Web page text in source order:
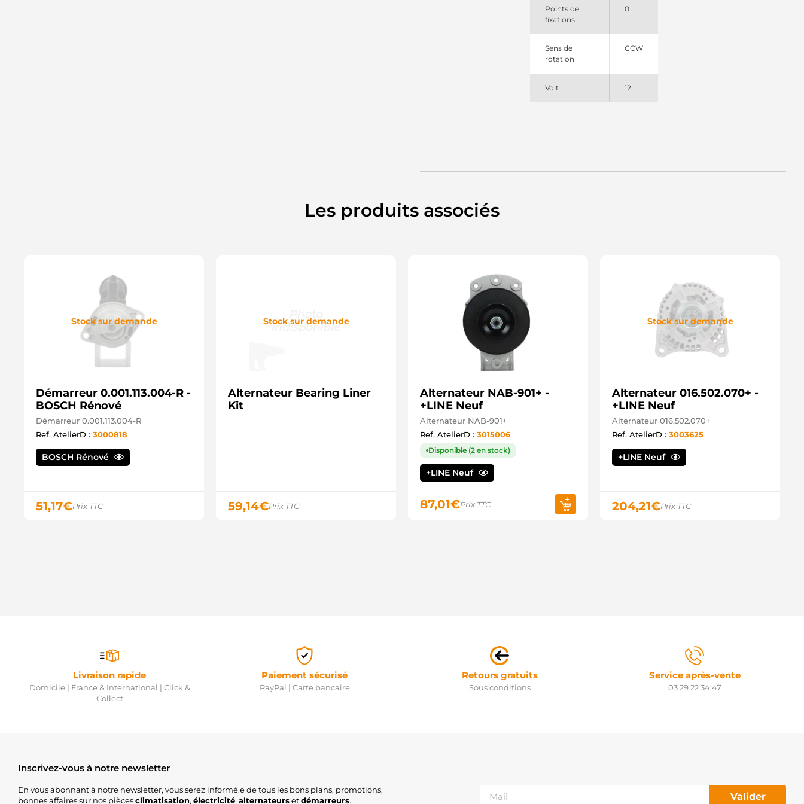
Points de
fixations
0
Sens de
rotation
CCW
Volt 12
Les produits associés
Stock sur demande
Démarreur 0.001.113.004-R -
BOSCH Rénové
Démarreur 0.001.113.004-R
Ref. AtelierD : 3000818
BOSCH Rénové
51,17€Prix TTC
Stock sur demande
Alternateur Bearing Liner
Kit
59,14€Prix TTC
Alternateur NAB-901+ -
+LINE Neuf
Alternateur NAB-901+
Ref. AtelierD : 3015006
Disponible (2 en stock)
+LINE Neuf
87,01€Prix TTC
Stock sur demande
Alternateur 016.502.070+ -
+LINE Neuf
Alternateur 016.502.070+
Ref. AtelierD : 3003625
+LINE Neuf
204,21€Prix TTC
Livraison rapide
Domicile | France & International | Click &
Collect
Paiement sécurisé
PayPal | Carte bancaire
Retours gratuits
Sous conditions
Service après-vente
03 29 22 34 47
Inscrivez-vous à notre newsletter
En vous abonnant à notre newsletter, vous serez informé.e de tous les bons plans, promotions,
bonnes affaires sur nos piècesclimatisation, électricité, alternateursetdémarreurs. Valider